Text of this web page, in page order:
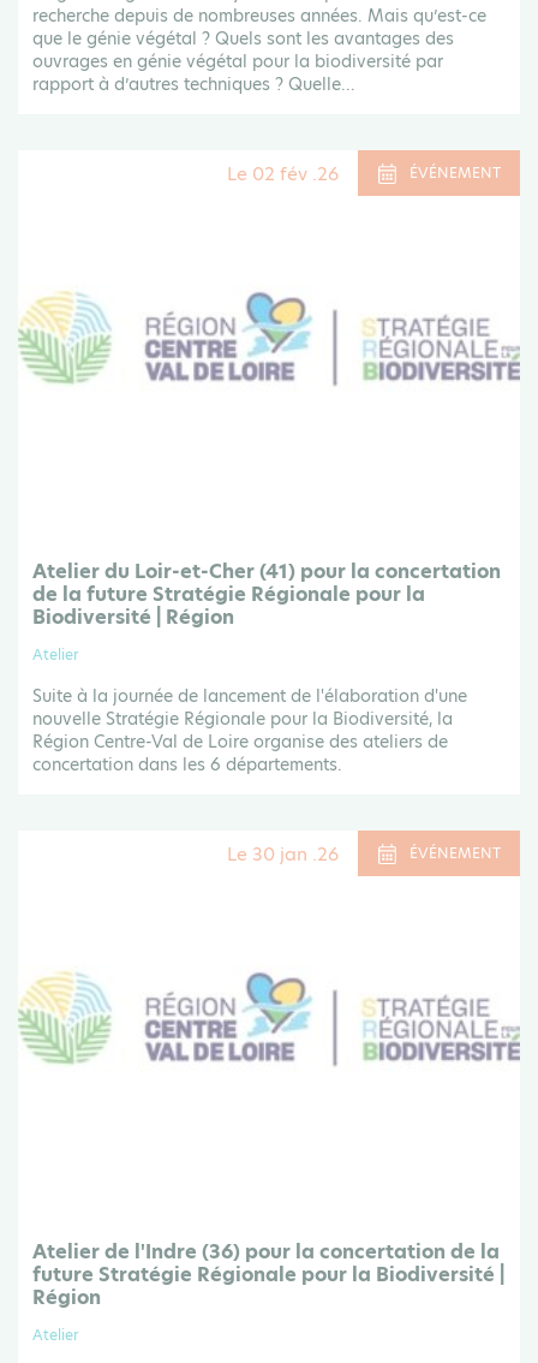
recherche depuis de nombreuses années. Mais qu’est-ce
que le génie végétal ? Quels sont les avantages des
ouvrages en génie végétal pour la biodiversité par
rapport à d’autres techniques ? Quelle...
Le 02 fév .26 ÉVÉNEMENT
Atelier du Loir-et-Cher (41) pour la concertation
de la future Stratégie Régionale pour la
Biodiversité | Région
Atelier
Suite à la journée de lancement de l'élaboration d'une
nouvelle Stratégie Régionale pour la Biodiversité, la
Région Centre-Val de Loire organise des ateliers de
concertation dans les 6 départements.
Le 30 jan .26 ÉVÉNEMENT
Atelier de l'Indre (36) pour la concertation de la
future Stratégie Régionale pour la Biodiversité |
Région
Atelier